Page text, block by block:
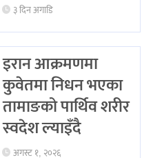
३ दिन अगाडि
इरान आक्रमणमा
कुवेतमा निधन भएका
तामाङको पार्थिव शरीर
स्वदेश ल्याइँदै
अगस्ट १, २०२६